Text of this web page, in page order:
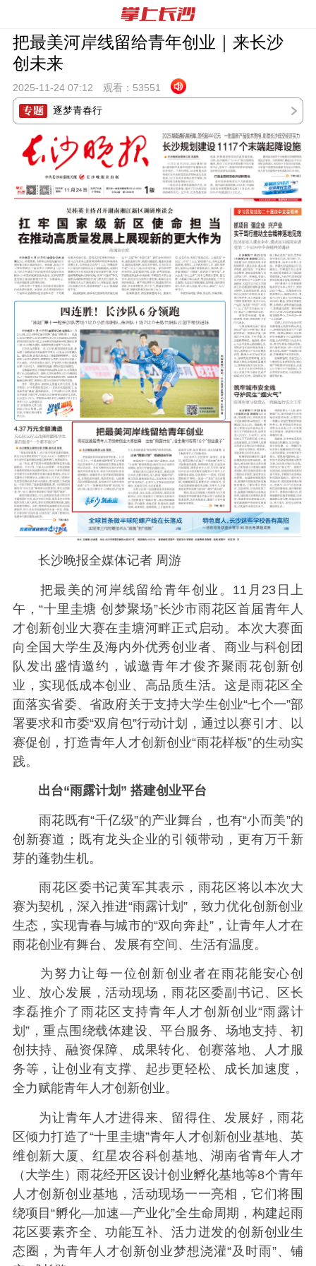
把最美河岸线留给青年创业｜来长沙
创未来
2025-11-24 07:12 观看： 53551
逐梦青春行
长沙晚报全媒体记者 周游
把最美的河岸线留给青年创业。11月23日上
午，“十里圭塘 创梦聚场”长沙市雨花区首届青年人
才创新创业大赛在圭塘河畔正式启动。本次大赛面
向全国大学生及海内外优秀创业者、商业与科创团
队发出盛情邀约，诚邀青年才俊齐聚雨花创新创
业，实现低成本创业、高品质生活。这是雨花区全
面落实省委、省政府关于支持大学生创业“七个一”部
署要求和市委“双肩包”行动计划，通过以赛引才、以
赛促创，打造青年人才创新创业“雨花样板”的生动实
践。
出台“雨露计划” 搭建创业平台
雨花既有“千亿级”的产业舞台，也有“小而美”的
创新赛道；既有龙头企业的引领带动，更有万千新
芽的蓬勃生机。
雨花区委书记黄军其表示，雨花区将以本次大
赛为契机，深入推进“雨露计划”，致力优化创新创业
生态，实现青春与城市的“双向奔赴”，让青年人才在
雨花创业有舞台、发展有空间、生活有温度。
为努力让每一位创新创业者在雨花能安心创
业、放心发展，活动现场，雨花区委副书记、区长
李磊推介了雨花区支持青年人才创新创业“雨露计
划”，重点围绕载体建设、平台服务、场地支持、初
创扶持、融资保障、成果转化、创赛落地、人才服
务等，让创业有支撑、起步更轻松、成长加速度，
全力赋能青年人才创新创业。
为让青年人才进得来、留得住、发展好，雨花
区倾力打造了“十里圭塘”青年人才创新创业基地、英
维创新大厦、红星农谷科创基地、湖南省青年人才
（大学生）雨花经开区设计创业孵化基地等8个青年
人才创新创业基地，活动现场一一亮相，它们将围
绕项目“孵化—加速—产业化”全生命周期，构建起雨
花区要素齐全、功能互补、活力迸发的创新创业生
态圈，为青年人才创新创业梦想浇灌“及时雨”、铺